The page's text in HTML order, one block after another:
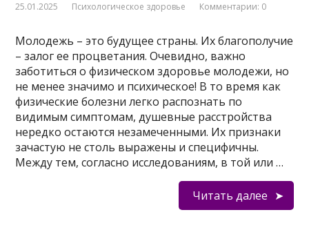
25.01.2025 Психологическое здоровье Комментарии: 0
Молодежь – это будущее страны. Их благополучие
– залог ее процветания. Очевидно, важно
заботиться о физическом здоровье молодежи, но
не менее значимо и психическое! В то время как
физические болезни легко распознать по
видимым симптомам, душевные расстройства
нередко остаются незамеченными. Их признаки
зачастую не столь выражены и специфичны.
Между тем, согласно исследованиям, в той или …
Читать далее